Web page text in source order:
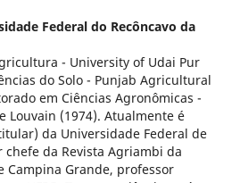
Federal do Recôncavo da
- University of Udai Pur
do Solo - Punjab Agricultural
em Ciências Agronômicas -
Louvain (1974). Atualmente é
da Universidade Federal de
da Revista Agriambi da
Campina Grande, professor